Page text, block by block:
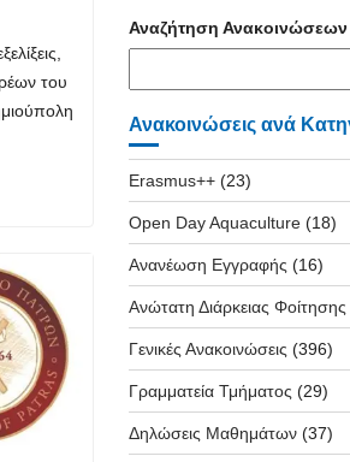
του
Αναζήτηση Ανακοινώσεων
Ανακοινώσεις ανά
Erasmus++(23)
Open Day Aquaculture(18)
Ανανέωση Εγγραφής (16)
Ανώτατη Διάρκειας Φοίτησης
Γενικές Ανακοινώσεις (396)
Γραμματεία Τμήματος (29)
Δηλώσεις Μαθημάτων(37)